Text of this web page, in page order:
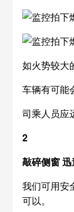
如火势较大
车辆有可能
司乘人员应
2
敲碎侧窗
我们可用安
可以。